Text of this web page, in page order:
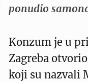
ponudio
Konzum je u
Zagreba
koji su nazvali